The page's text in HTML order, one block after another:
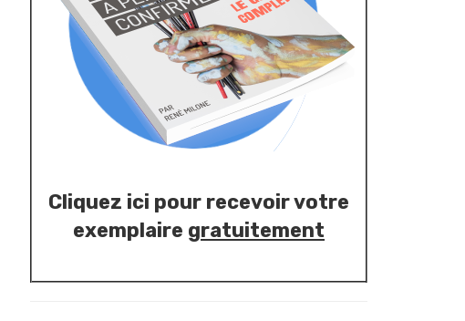
Cliquez ici pour recevoir votre
exemplaire gratuitement